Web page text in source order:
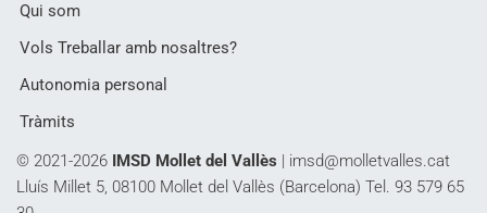
Qui som
Vols Treballar amb nosaltres?
Autonomia personal
Tràmits
© 2021-2026 IMSD Mollet del Vallès | imsd@molletvalles.cat
Lluís Millet 5, 08100 Mollet del Vallès (Barcelona) Tel. 93 579 65